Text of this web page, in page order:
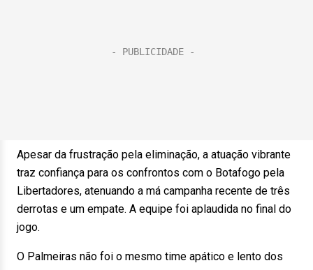
Apesar da frustração pela eliminação, a atuação vibrante
traz confiança para os confrontos com o Botafogo pela
Libertadores, atenuando a má campanha recente de três
derrotas e um empate. A equipe foi aplaudida no final do
jogo.
O Palmeiras não foi o mesmo time apático e lento dos